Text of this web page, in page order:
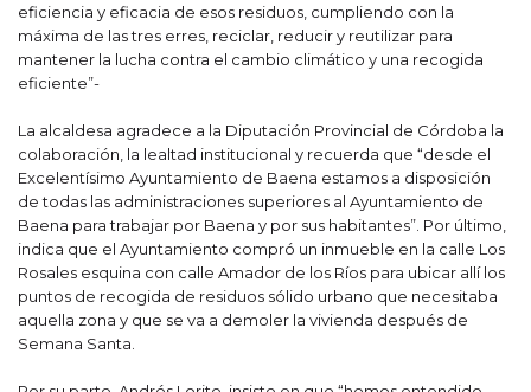
eficiencia y eficacia de esos residuos, cumpliendo con la
máxima de las tres erres, reciclar, reducir y reutilizar para
mantener la lucha contra el cambio climático y una recogida
eficiente”-
La alcaldesa agradece a la Diputación Provincial de Córdoba la
colaboración, la lealtad institucional y recuerda que “desde el
Excelentísimo Ayuntamiento de Baena estamos a disposición
de todas las administraciones superiores al Ayuntamiento de
Baena para trabajar por Baena y por sus habitantes”. Por último,
indica que el Ayuntamiento compró un inmueble en la calle Los
Rosales esquina con calle Amador de los Ríos para ubicar allí los
puntos de recogida de residuos sólido urbano que necesitaba
aquella zona y que se va a demoler la vivienda después de
Semana Santa.